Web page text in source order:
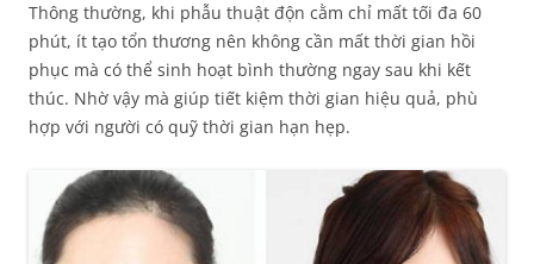
Thông thường, khi phẫu thuật độn cằm chỉ mất tối đa 60
phút, ít tạo tổn thương nên không cần mất thời gian hồi
phục mà có thể sinh hoạt bình thường ngay sau khi kết
thúc. Nhờ vậy mà giúp tiết kiệm thời gian hiệu quả, phù
hợp với người có quỹ thời gian hạn hẹp.